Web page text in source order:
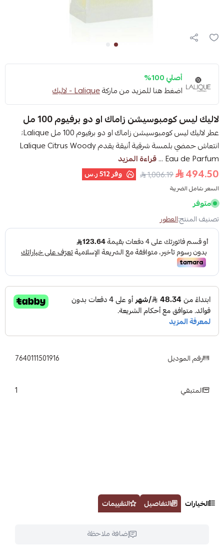
أصلي 100%
اضغط هنا للمزيد من ماركةLalique - لاليك
لاليك ليس كومبوسيشن زاماك او دو برفيوم 100 مل
عطر لاليك ليس كومبوسيشن زاماك او دو برفيوم 100 مل Lalique;
انتعاش حمضي بلمسة شرقية أنيقة يقدم Lalique Citrus Woody
Eau de Parfum ...
قراءة المزيد
494.50
1,006.19 وفر512 ر.س
السعر شامل الضريبة
متوفر
تصنيف المنتج:العطور
رقم الموديل 7640111501916
المتبقي 1
الخيارات التفاصيل التقييمات
إضافة ملاحظة